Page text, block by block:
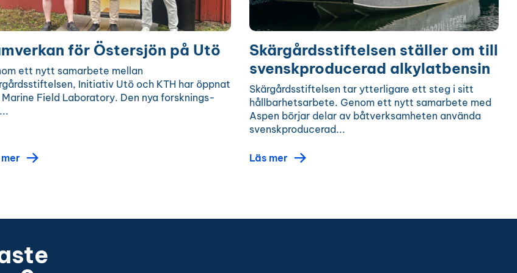
för Östersjön på Utö
ett nytt samarbete mellan
Initiativ Utö och KTH har öppnat
Field Laboratory. Den nya forsknings-
Skärgårdsstiftelsen ställer om till
svenskproducerad alkylatbensin
Skärgårdsstiftelsen tar ytterligare ett steg i sitt
hållbarhetsarbete. Genom ett nytt samarbete med
Aspen börjar delar av båtverksamheten använda
svenskproducerad...
Läs mer